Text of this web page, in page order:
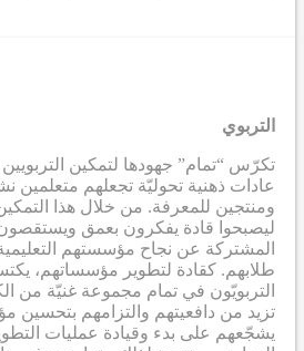
التربوي
تكرّس “تمام” جهودها لتمكين
عادات ذهنية تحوليّة تجعلهم متعلمين
ومنتجين للمعرفة. من خلال هذا
ليصبحوا قادة يفكرون بعمق
المشتركة عن نجاح مؤسستهم
طلابهم. كقادة لتطوير مؤسساتهم،
التربويّون في تمام مجموعة غنيّة من
تزيد من دافعيتهم والتزامهم بتحسين
يشجّعهم على بدء وقيادة عمليات